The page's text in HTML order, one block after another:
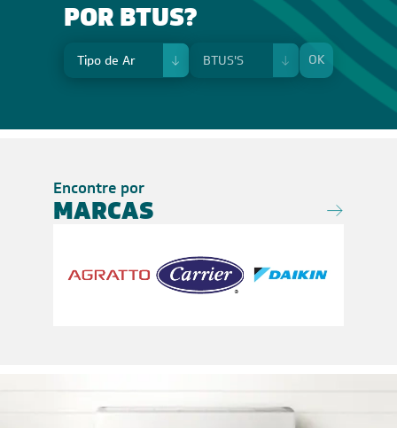
POR BTUS?
OK
Encontre por
MARCAS